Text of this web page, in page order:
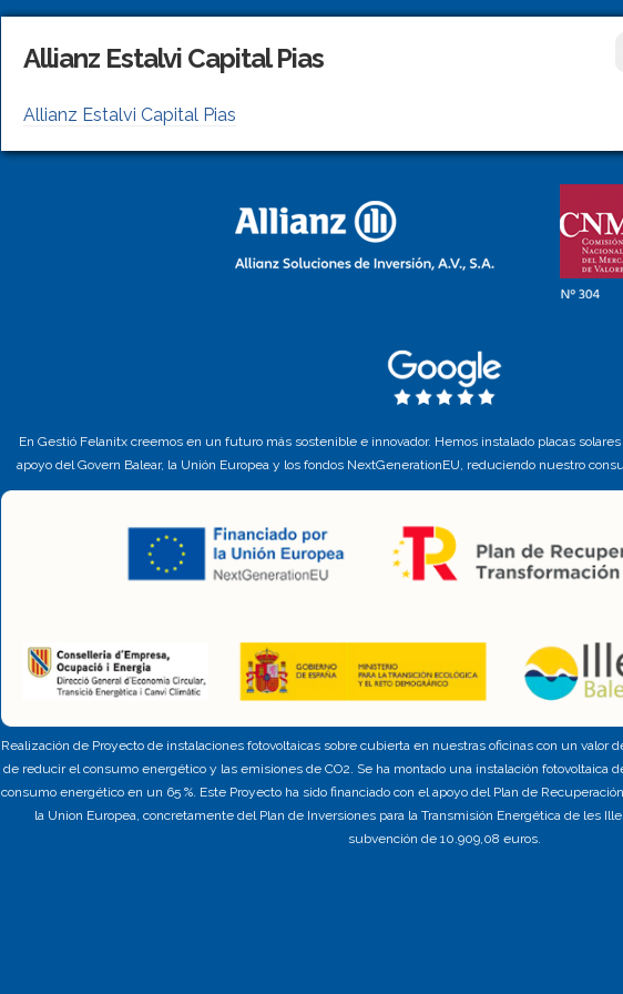
Allianz Estalvi Capital Pias
Allianz Estalvi Capital Pias
En Gestió Felanitx creemos en un futuro más sostenible e innovador. Hemos instalado placas
apoyo del Govern Balear, la Unión Europea y los fondos NextGenerationEU, reduciendo nuestro
Realización de Proyecto de instalaciones fotovoltaicas sobre cubierta en nuestras oficinas con un valor
de reducir el consumo energético y las emisiones de CO2. Se ha montado una instalación fotovoltaica
consumo energético en un 65 %. Este Proyecto ha sido financiado con el apoyo del Plan de
la Union Europea, concretamente del Plan de Inversiones para la Transmisión Energética de les
subvención de 10.909,08 euros.